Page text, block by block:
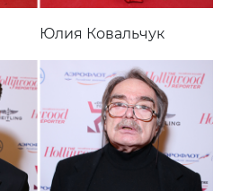
Юлия Ковальчук